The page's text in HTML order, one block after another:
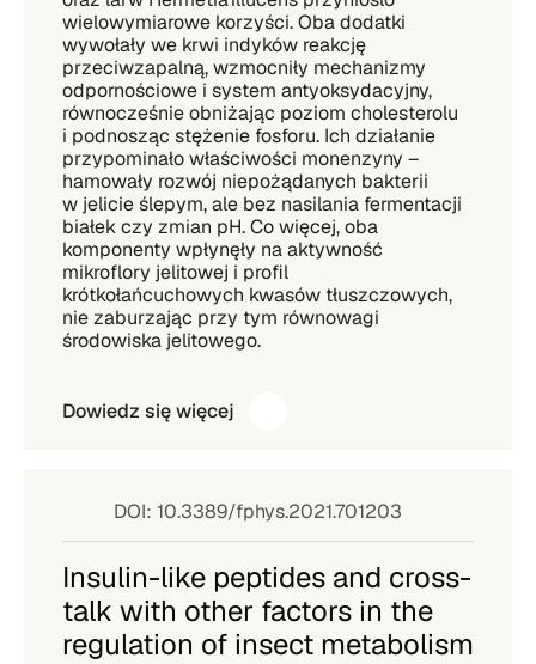
wielowymiarowe korzyści. Oba dodatki
wywołały we krwi indyków reakcję
przeciwzapalną, wzmocniły mechanizmy
odpornościowe i system antyoksydacyjny,
równocześnie obniżając poziom cholesterolu
i podnosząc stężenie fosforu. Ich działanie
przypominało właściwości monenzyny –
hamowały rozwój niepożądanych bakterii
w jelicie ślepym, ale bez nasilania fermentacji
białek czy zmian pH. Co więcej, oba
komponenty wpłynęły na aktywność
mikroflory jelitowej i profil
krótkołańcuchowych kwasów tłuszczowych,
nie zaburzając przy tym równowagi
środowiska jelitowego.
Dowiedz się więcej
DOI: 10.3389/fphys.2021.701203
Insulin-like peptides and cross-
talk with other factors in the
regulation of insect metabolism